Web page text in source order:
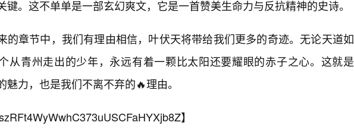
键。这不单单是一部玄幻爽文，它是一首赞美生命力与反抗精神的史诗。
的章节中，我们有理由相信，叶伏天将带给我们更多的奇迹。无论天道如
从青州走出的少年，永远有着一颗比太阳还要耀眼的赤子之心。这就是
魅力，也是我们不离不弃的🔥理由。
】